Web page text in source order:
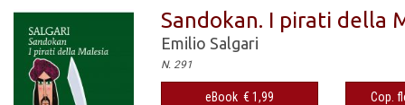
Sandokan. I pirati della
Emilio Salgari
N. 291
eBook € 1,99 Cop.